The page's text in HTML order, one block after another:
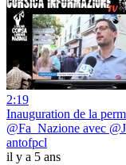
2:19
Inauguration de la
@Fa_Nazione avec
antofpcl
il y a 5 ans